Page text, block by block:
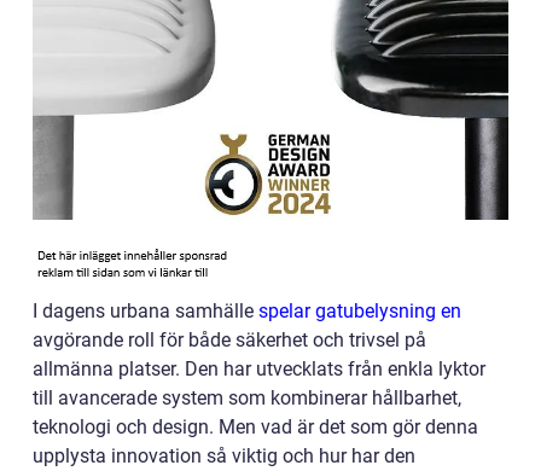
I dagens urbana samhälle spelar gatubelysning en
avgörande roll för både säkerhet och trivsel på
allmänna platser. Den har utvecklats från enkla lyktor
till avancerade system som kombinerar hållbarhet,
teknologi och design. Men vad är det som gör denna
upplysta innovation så viktig och hur har den